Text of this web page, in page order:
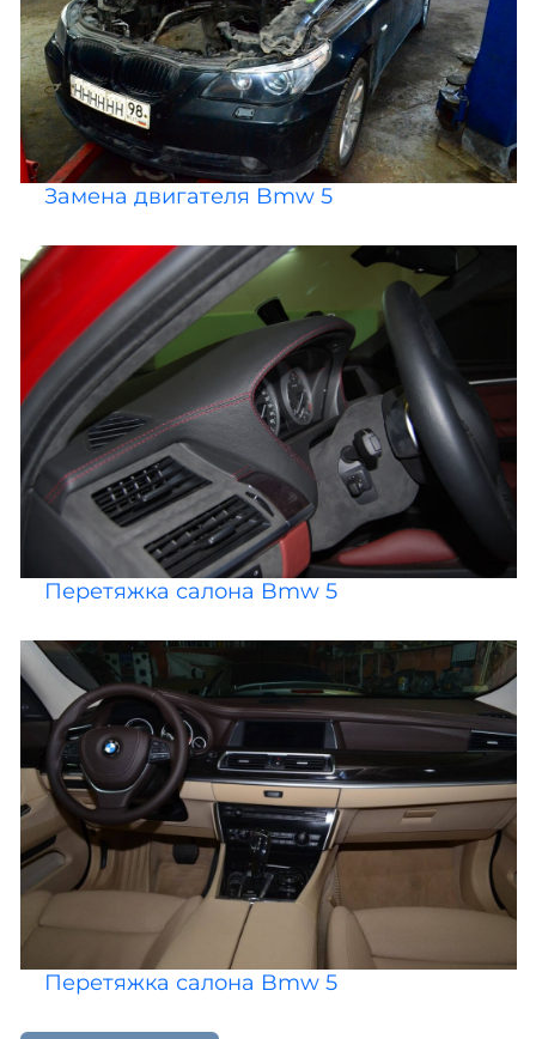
Замена двигателя Bmw 5
Перетяжка салона Bmw 5
Перетяжка салона Bmw 5